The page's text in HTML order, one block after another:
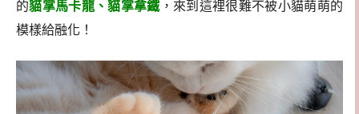
的貓掌馬卡龍、貓掌拿鐵，來到這裡很難不被小貓萌萌的
模樣給融化！